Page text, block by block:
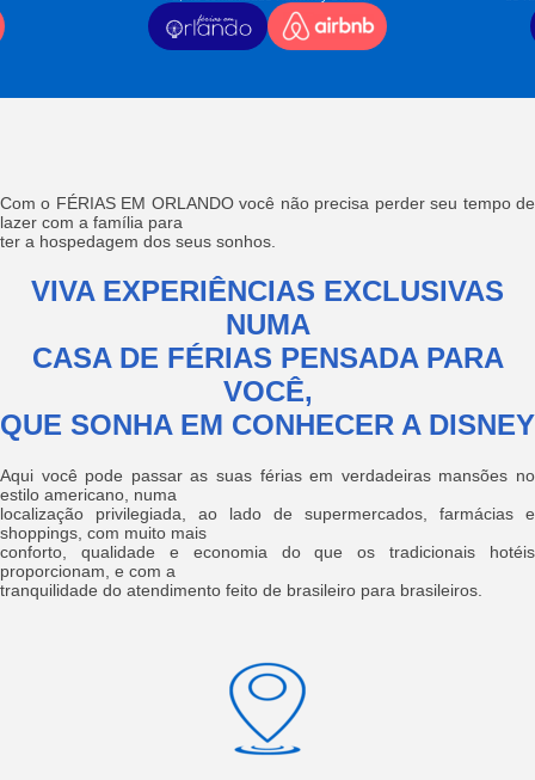
Com o FÉRIAS EM ORLANDO você não precisa perder seu tempo de
lazer com a família para
ter a hospedagem dos seus sonhos.
VIVA EXPERIÊNCIAS EXCLUSIVAS
NUMA
CASA DE FÉRIAS PENSADA PARA
VOCÊ,
QUE SONHA EM CONHECER A DISNEY
Aqui você pode passar as suas férias em verdadeiras mansões no
estilo americano, numa
localização privilegiada, ao lado de supermercados, farmácias e
shoppings, com muito mais
conforto, qualidade e economia do que os tradicionais hotéis
proporcionam, e com a
tranquilidade do atendimento feito de brasileiro para brasileiros.